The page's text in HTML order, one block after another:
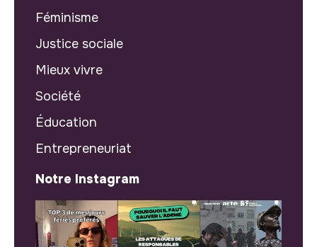
Féminisme
Justice sociale
Mieux vivre
Société
Éducation
Entrepreneuriat
Notre Instagram